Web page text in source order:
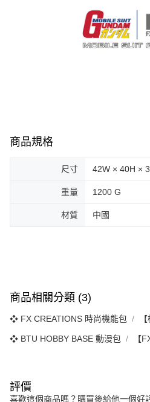
商品規格
尺寸 42W × 40H ×
重量 1200 G
材質 中國
商品相關分類 (3)
❖ FX CREATIONS 時尚機能包
❖ BTU HOBBY BASE 動漫包 【
評價
喜歡這個商品嗎？購買後給他一個好